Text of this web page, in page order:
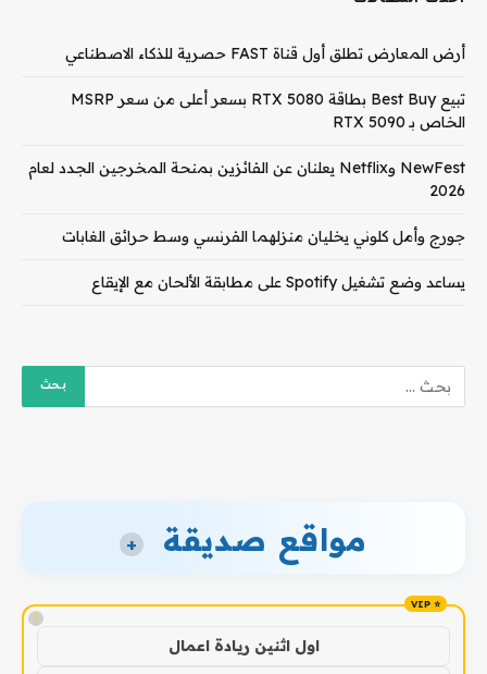
أرض المعارض تطلق أول قناة FAST حصرية للذكاء الاصطناعي
تبيع Best Buy بطاقة RTX 5080 بسعر أعلى من سعر MSRP
الخاص بـ RTX 5090
NewFest وNetflix يعلنان عن الفائزين بمنحة المخرجين الجدد لعام
2026
جورج وأمل كلوني يخليان منزلهما الفرنسي وسط حرائق الغابات
يساعد وضع تشغيل Spotify على مطابقة الألحان مع الإيقاع
مواقع صديقة +
!
اول اثنين ريادة اعمال